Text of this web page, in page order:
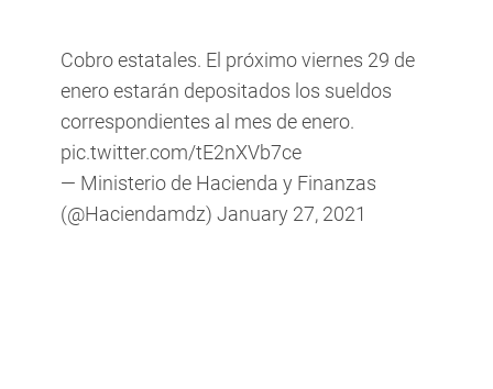
Cobro estatales. El próximo viernes 29 de
enero estarán depositados los sueldos
correspondientes al mes de enero.
pic.twitter.com/tE2nXVb7ce
— Ministerio de Hacienda y Finanzas
(@Haciendamdz) January 27, 2021